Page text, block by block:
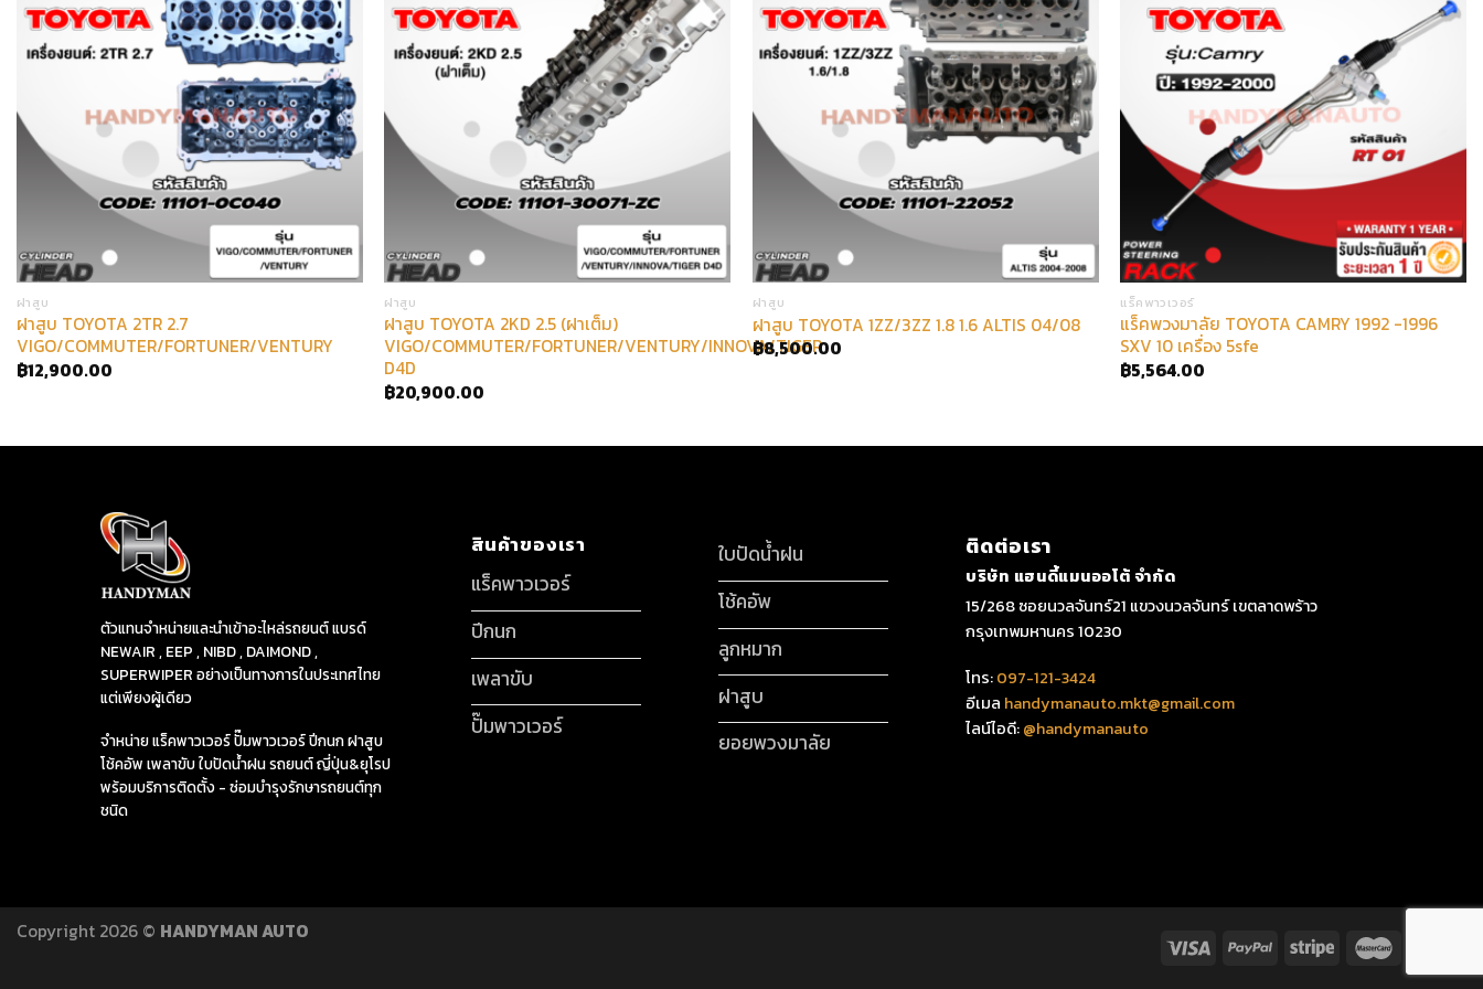
ฝาสูบ
ฝาสูบ TOYOTA 2TR 2.7
VIGO/COMMUTER/FORTUNER/VENTURY
฿12,900.00
ฝาสูบ
ฝาสูบ TOYOTA 2KD 2.5 (ฝาเต็ม)
VIGO/COMMUTER/FORTUNER/VENTURY/INNOVA/TIGER
D4D
฿20,900.00
ฝาสูบ
ฝาสูบ TOYOTA 1ZZ/3ZZ 1.8 1.6 ALTIS 04/08
฿8,500.00
แร็คพาวเวอร์
แร็คพวงมาลัย TOYOTA CAMRY 1992 -1996
SXV 10 เครื่อง 5sfe
฿5,564.00
ตัวแทนจำหน่ายและนำเข้าอะไหล่รถยนต์ แบรด์
NEWAIR , EEP , NIBD , DAIMOND ,
SUPERWIPER อย่างเป็นทางการในประเทศไทย
แต่เพียงผู้เดียว
จำหน่าย แร็คพาวเวอร์ ปั๊มพาวเวอร์ ปีกนก ฝาสูบ
โช้คอัพ เพลาขับ ใบปัดน้ำฝน รถยนต์ ญี่ปุ่น&ยุโรป
พร้อมบริการติดตั้ง - ซ่อมบำรุงรักษารถยนต์ทุก
ชนิด
สินค้าของเรา
แร็คพาวเวอร์
ปีกนก
เพลาขับ
ปั๊มพาวเวอร์
ใบปัดน้ำฝน
โช้คอัพ
ลูกหมาก
ฝาสูบ
ยอยพวงมาลัย
ติดต่อเรา
บริษัท แฮนดี้แมนออโต้ จำกัด
15/268 ซอยนวลจันทร์21 แขวงนวลจันทร์ เขตลาดพร้าว
กรุงเทพมหานคร 10230
โทร:097-121-3424
อีเมล handymanauto.mkt@gmail.com
ไลน์ไอดี:@handymanauto
Copyright 2026 © HANDYMAN AUTO